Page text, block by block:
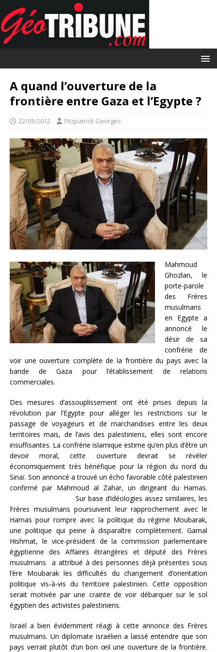
A quand l’ouverture de la
frontière entre Gaza et l’Egypte ?
22/03/2012 Fitzpatrick Georges
Mahmoud
Ghozlan, le
porte-parole
des Frères
musulmans
en Egypte a
annoncé le
désir de sa
confrérie de
voir une ouverture complète de la frontière du pays avec la
bande de Gaza pour l’établissement de relations
commerciales.
Des mesures d’assouplissement ont été prises depuis la
révolution par l’Egypte pour alléger les restrictions sur le
passage de voyageurs et de marchandises entre les deux
territoires mais, de l’avis des palestiniens, elles sont encore
insuffisantes. La confrérie islamique estime qu’en plus d’être un
devoir moral, cette ouverture devrait se révéler
économiquement très bénéfique pour la région du nord du
Sinaï. Son annoncé a trouvé un écho favorable côté palestinien
confirmé par Mahmoud al Zahar, un dirigeant du Hamas.
Sur base d’idéologies assez similaires, les
Frères musulmans poursuivent leur rapprochement avec le
Hamas pour rompre avec la politique du régime Moubarak,
une politique qui peine à disparaître complètement. Gamal
Hishmat, le vice-président de la commission parlementaire
égyptienne des Affaires étrangères et député des Frères
musulmans a attribué à des personnes déjà présentes sous
l’ère Moubarak les difficultés du changement d’orientation
politique vis-à-vis du territoire palestinien. Cette opposition
serait motivée par une crainte de voir débarquer sur le sol
égyptien des activistes palestiniens.
Israël a bien évidemment réagi à cette annonce des Frères
musulmans. Un diplomate israélien a laissé entendre que son
pays verrait plutôt d’un bon œil une ouverture de la frontière.